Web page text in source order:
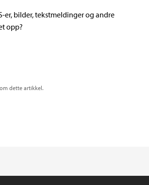
dette artikkel.
er, bilder, tekstmeldinger og andre
opp?